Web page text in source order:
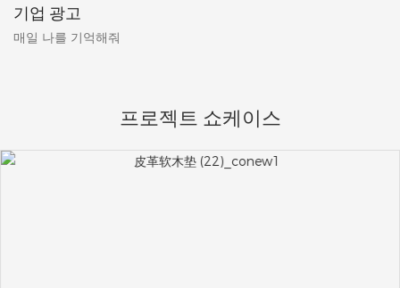
기업 광고
매일 나를 기억해줘
프로젝트 쇼케이스